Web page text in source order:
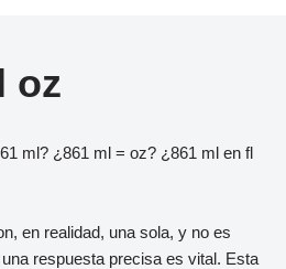
oz
ml? ¿861 ml = oz? ¿861 ml en fl
en realidad, una sola, y no es
respuesta precisa es vital. Esta